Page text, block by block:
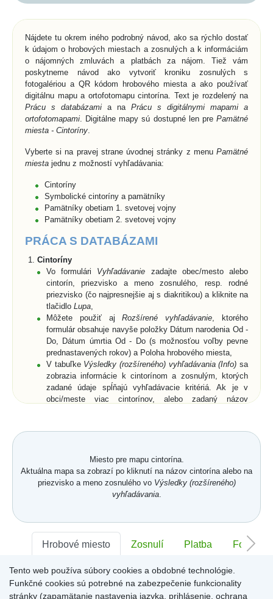
Nájdete tu okrem iného podrobný návod, ako sa rýchlo dostať
k údajom o hrobových miestach a zosnulých a k informáciám
o nájomných zmluvách a platbách za nájom. Tiež vám
poskytneme návod ako vytvoriť kroniku zosnulých s
fotogalériou a QR kódom hrobového miesta a ako používať
digitálnu mapu a ortofotomapu cintorína. Text je rozdelený na
Prácu s databázami a na Prácu s digitálnymi mapami a
ortofotomapami . Digitálne mapy sú dostupné len pre Pamätné
miesta - Cintoríny
Vyberte si na pravej strane úvodnej stránky z menu Pamätné
miesta jednu z možností vyhľadávania:
Cintoríny
Symbolické cintoríny a pamätníky
Pamätníky obetiam 1. svetovej vojny
Pamätníky obetiam 2. svetovej vojny
PRÁCA S DATABÁZAMI
Cintoríny
Vo formulári Vyhľadávanie zadajte obec/mesto alebo
cintorín, priezvisko a meno zosnulého, resp. rodné
priezvisko (čo najpresnejšie aj s diakritikou) a kliknite na
tlačidlo Lupa
Môžete použiť ajRozšírené vyhľadávanie , ktorého
formulár obsahuje navyše položky Dátum narodenia Od -
Do, Dátum úmrtia Od - Do (s možnosťou voľby pevne
prednastavených rokov) a Poloha hrobového miesta,
V tabuľke Výsledky (rozšíreného) vyhľadávania (Info) sa
zobrazia informácie k cintorínom a zosnulým, ktorých
zadané údaje spĺňajú vyhľadávacie kritériá. Ak je v
obci/meste viac cintorínov, alebo zadaný názov
zosnulého resp. jeho rodné priezvisko) vo všetkých
Vyberte zo zoznamu cintorín alebo zosnulého a
kliknutím potvrďte výber,
Zobrazí saKarta hrobového miesta so záložkami
... (viď. popis nižšie) a buď len
Karte hrobového miesta
sú v pravom hornom rohu
ikonyMapa,GPS aZdieľať. Po kliknutí na ne sa
súradnice hrobového miesta (funkcia môže byť pre daný
cintorín uzamknutá) alebo získate URL adresu aktuálne
zobrazenej stránky.
Miesto pre mapu cintorína.
Aktuálna mapa sa zobrazí po kliknutí na názov cintorína alebo na
priezvisko a meno zosnulého vo Výsledky (rozšíreného)
vyhľadávania.
Hrobové miesto Zosnulí Platba Foto
Sektor:- Rad:- Číslo:-
Tento web používa súbory cookies a obdobné technológie.
Funkčné cookies sú potrebné na zabezpečenie funkcionality
stránky (zapamätanie nastavenia jazyka, prihlásenie, ochrana